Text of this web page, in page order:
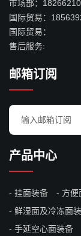
市场部：
国际贸易：
国际贸易：
售后服务:
邮箱订阅
产品中心
挂面装备 方便
鲜湿面及冷冻面
手延空心面装备